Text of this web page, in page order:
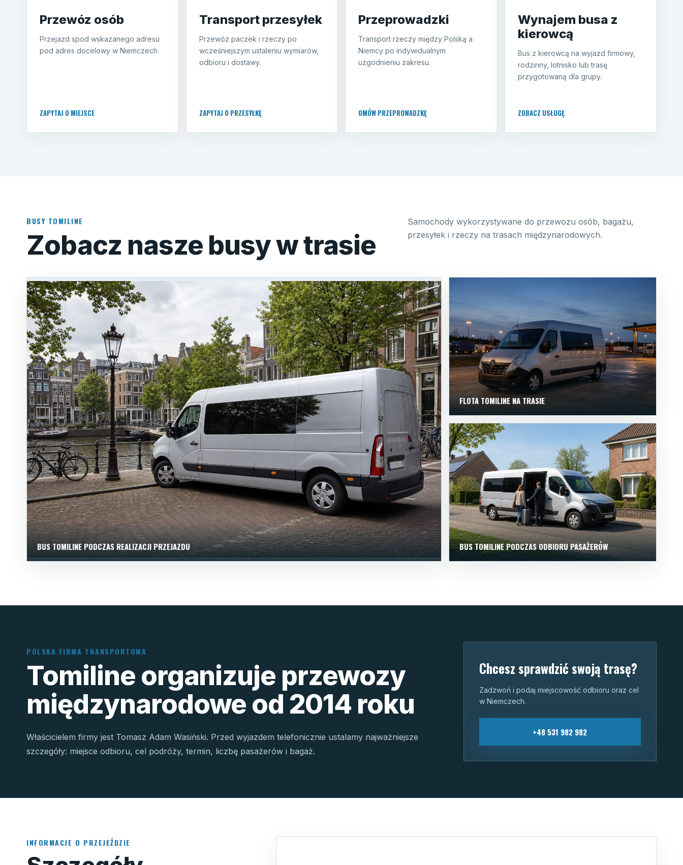
Przewóz osób
Przejazd spod wskazanego adresu
pod adres docelowy w Niemczech.
ZAPYTAJ O MIEJSCE
Transport przesyłek
Przewóz paczek i rzeczy po
wcześniejszym ustaleniu wymiarów,
odbioru i dostawy.
ZAPYTAJ O PRZESYŁKĘ
Przeprowadzki
Transport rzeczy między Polską a
Niemcy po indywidualnym
uzgodnieniu zakresu.
OMÓW PRZEPROWADZKĘ
Wynajem busa z
kierowcą
Bus z kierowcą na wyjazd firmowy,
rodzinny, lotnisko lub trasę
przygotowaną dla grupy.
ZOBACZ USŁUGĘ
BUSY TOMILINE
Zobacz nasze busy w trasie
Samochody wykorzystywane do przewozu osób, bagażu,
przesyłek i rzeczy na trasach międzynarodowych.
BUS TOMILINE PODCZAS REALIZACJI PRZEJAZDU
FLOTA TOMILINE NA TRASIE
BUS TOMILINE PODCZAS ODBIORU PASAŻERÓW
POLSKA FIRMA TRANSPORTOWA
Tomiline organizuje przewozy
międzynarodowe od 2014 roku
Właścicielem firmy jest Tomasz Adam Wasiński. Przed wyjazdem telefonicznie ustalamy najważniejsze
szczegóły: miejsce odbioru, cel podróży, termin, liczbę pasażerów i bagaż.
Chcesz sprawdzić swoją trasę?
Zadzwoń i podaj miejscowość odbioru oraz cel
w Niemczech.
+48 531 982 982
INFORMACJE O PRZEJEŹDZIE